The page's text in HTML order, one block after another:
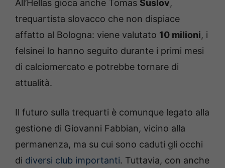
All’Hellas gioca anche Tomas Suslov,
trequartista slovacco che non dispiace
affatto al Bologna: viene valutato 10 milioni, i
felsinei lo hanno seguito durante i primi mesi
di calciomercato e potrebbe tornare di
attualità.
Il futuro sulla trequarti è comunque legato alla
gestione di Giovanni Fabbian, vicino alla
permanenza, ma su cui sono caduti gli occhi
di diversi club importanti. Tuttavia, con anche